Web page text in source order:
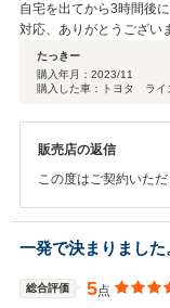
自宅を出てから3時間後
対応、ありがとうござい
たっきー
購入年月： 2023/11
購入した車：トヨタ ラ
販売店の返信
この度はご契約いた
ます。 今後とも、ど
一発で決まりました
総合評価 5点